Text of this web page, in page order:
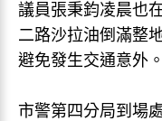
議員張秉鈞凌晨也
二路沙拉油倒滿整
避免發生交通意外。
市警第四分局到場